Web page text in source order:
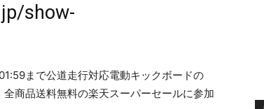
show-
まで公道走行対応電動キックボードの
商品送料無料の楽天スーパーセールに参加